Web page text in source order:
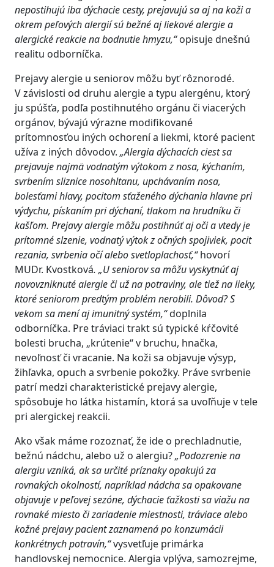
nepostihujú iba dýchacie cesty, prejavujú sa aj na koži a
okrem peľových alergií sú bežné aj liekové alergie a
alergické reakcie na bodnutie hmyzu,“opisuje dnešnú
realitu odborníčka.
Prejavy alergie u seniorov môžu byť rôznorodé.
V závislosti od druhu alergie a typu alergénu, ktorý
ju spúšťa, podľa postihnutého orgánu či viacerých
orgánov, bývajú výrazne modifikované
prítomnosťou iných ochorení a liekmi, ktoré pacient
užíva z iných dôvodov. „Alergia dýchacích ciest sa
prejavuje najmä vodnatým výtokom z nosa, kýchaním,
svrbením sliznice nosohltanu, upchávaním nosa,
bolesťami hlavy, pocitom sťaženého dýchania hlavne pri
výdychu, pískaním pri dýchaní, tlakom na hrudníku či
kašľom. Prejavy alergie môžu postihnúť aj oči a vtedy je
prítomné slzenie, vodnatý výtok z očných spojiviek, pocit
rezania, svrbenia očí alebo svetloplachosť,“hovorí
MUDr. Kvostková. „U seniorov sa môžu vyskytnúť aj
novovzniknuté alergie či už na potraviny, ale tiež na lieky,
ktoré seniorom predtým problém nerobili. Dôvod? S
vekom sa mení aj imunitný systém,“doplnila
odborníčka. Pre tráviaci trakt sú typické kŕčovité
bolesti brucha, „krútenie“ v bruchu, hnačka,
nevoľnosť či vracanie. Na koži sa objavuje výsyp,
žihľavka, opuch a svrbenie pokožky. Práve svrbenie
patrí medzi charakteristické prejavy alergie,
spôsobuje ho látka histamín, ktorá sa uvoľňuje v tele
pri alergickej reakcii.
Ako však máme rozoznať, že ide o prechladnutie,
bežnú nádchu, alebo už o alergiu?„Podozrenie na
alergiu vzniká, ak sa určité príznaky opakujú za
rovnakých okolností, napríklad nádcha sa opakovane
objavuje v peľovej sezóne, dýchacie ťažkosti sa viažu na
rovnaké miesto či zariadenie miestnosti, tráviace alebo
kožné prejavy pacient zaznamená po konzumácii
konkrétnych potravín,“vysvetľuje primárka
handlovskej nemocnice. Alergia vplýva, samozrejme,